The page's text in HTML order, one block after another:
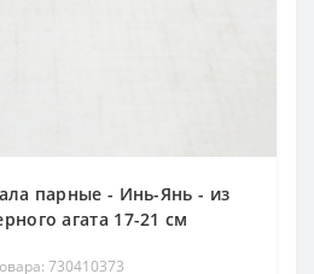
парные - Инь-Янь - из
агата 17-21 см
730410373